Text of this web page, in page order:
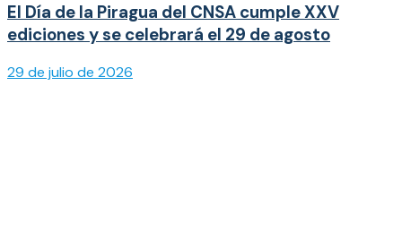
El Día de la Piragua del CNSA cumple XXV
ediciones y se celebrará el 29 de agosto
29 de julio de 2026